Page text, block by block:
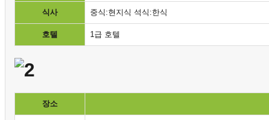
식사 중식:현지식 석식:한식
호텔 1급 호텔
장소